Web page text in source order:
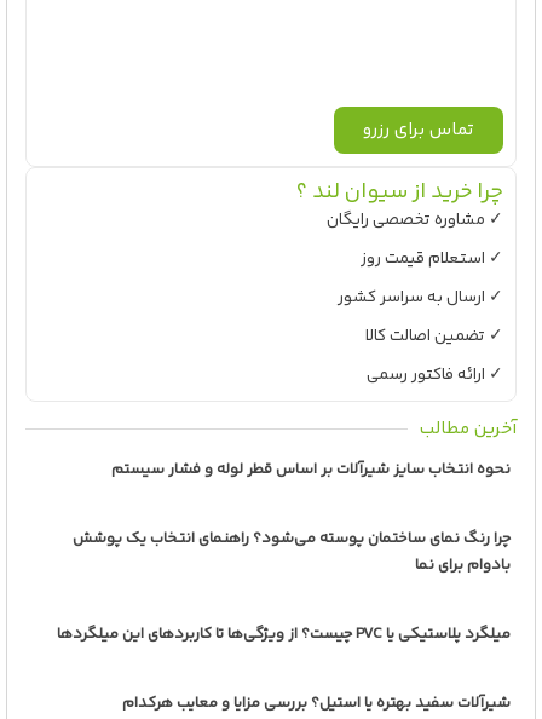
تماس برای رزرو
چرا خرید از سیوان لند ؟
✓ مشاوره تخصصی رایگان
✓ استعلام قیمت روز
✓ ارسال به سراسر کشور
✓ تضمین اصالت کالا
✓ ارائه فاکتور رسمی
آخرین مطالب
نحوه انتخاب سایز شیرآلات بر اساس قطر لوله و فشار سیستم
چرا رنگ نمای ساختمان پوسته می‌شود؟ راهنمای انتخاب یک پوشش
بادوام برای نما
میلگرد پلاستیکی یا PVC چیست؟ از ویژگی‌ها تا کاربردهای این میلگردها
شیرآلات سفید بهتره یا استیل؟ بررسی مزایا و معایب هرکدام